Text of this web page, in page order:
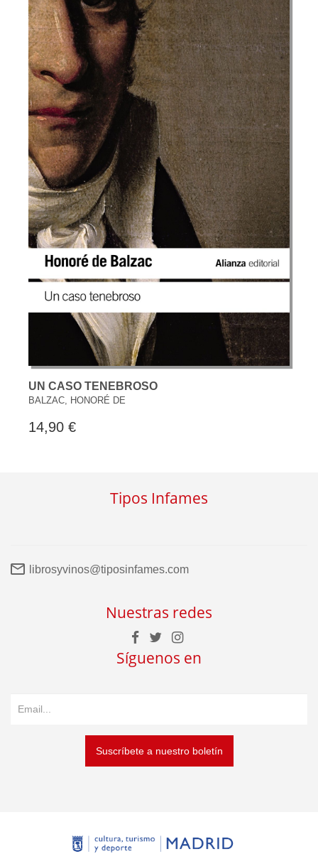
UN CASO TENEBROSO
BALZAC, HONORÉ DE
14,90 €
Tipos Infames
librosyvinos@tiposinfames.com
Nuestras redes
Síguenos en
Suscríbete a nuestro boletín